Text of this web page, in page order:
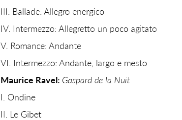
III. Ballade: Allegro energico
IV. Intermezzo: Allegretto un poco agitato
V. Romance: Andante
VI. Intermezzo: Andante, largo e mesto
Maurice Ravel: Gaspard de la Nuit
I. Ondine
II. Le Gibet